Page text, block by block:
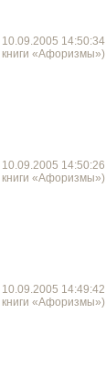
10.09.2005 14:50:34
книги «Афоризмы»)
14:50:26
«Афоризмы»)
14:49:42
«Афоризмы»)